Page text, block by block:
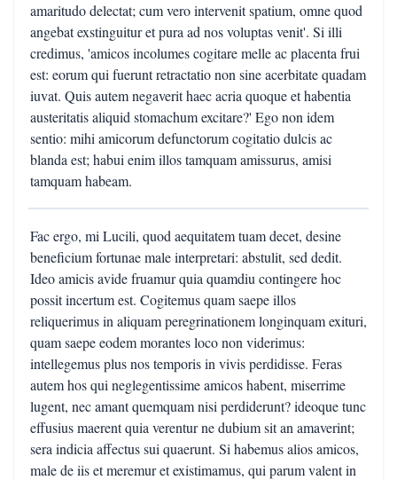
amaritudo delectat; cum vero intervenit spatium, omne quod
angebat exstinguitur et pura ad nos voluptas venit'. Si illi
credimus, 'amicos incolumes cogitare melle ac placenta frui
est: eorum qui fuerunt retractatio non sine acerbitate quadam
iuvat. Quis autem negaverit haec acria quoque et habentia
austeritatis aliquid stomachum excitare?' Ego non idem
sentio: mihi amicorum defunctorum cogitatio dulcis ac
blanda est; habui enim illos tamquam amissurus, amisi
tamquam habeam.
Fac ergo, mi Lucili, quod aequitatem tuam decet, desine
beneficium fortunae male interpretari: abstulit, sed dedit.
Ideo amicis avide fruamur quia quamdiu contingere hoc
possit incertum est. Cogitemus quam saepe illos
reliquerimus in aliquam peregrinationem longinquam exituri,
quam saepe eodem morantes loco non viderimus:
intellegemus plus nos temporis in vivis perdidisse. Feras
autem hos qui neglegentissime amicos habent, miserrime
lugent, nec amant quemquam nisi perdiderunt? ideoque tunc
effusius maerent quia verentur ne dubium sit an amaverint;
sera indicia affectus sui quaerunt. Si habemus alios amicos,
male de iis et meremur et existimamus, qui parum valent in